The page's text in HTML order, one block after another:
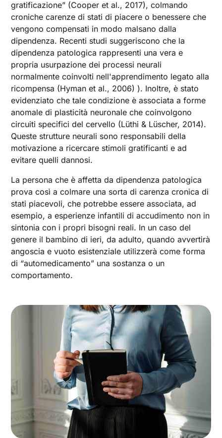
gratificazione” (Cooper et al., 2017), colmando
croniche carenze di stati di piacere o benessere che
vengono compensati in modo malsano dalla
dipendenza. Recenti studi suggeriscono che la
dipendenza patologica rappresenti una vera e
propria usurpazione dei processi neurali
normalmente coinvolti nell'apprendimento legato alla
ricompensa (Hyman et al., 2006) ). Inoltre, è stato
evidenziato che tale condizione è associata a forme
anomale di plasticità neuronale che coinvolgono
circuiti specifici del cervello (Lüthi & Lüscher, 2014).
Queste strutture neurali sono responsabili della
motivazione a ricercare stimoli gratificanti e ad
evitare quelli dannosi.
La persona che è affetta da dipendenza patologica
prova così a colmare una sorta di carenza cronica di
stati piacevoli, che potrebbe essere associata, ad
esempio, a esperienze infantili di accudimento non in
sintonia con i propri bisogni reali. In un caso del
genere il bambino di ieri, da adulto, quando avvertirà
angoscia e vuoto esistenziale utilizzerà come forma
di “automedicamento” una sostanza o un
comportamento.